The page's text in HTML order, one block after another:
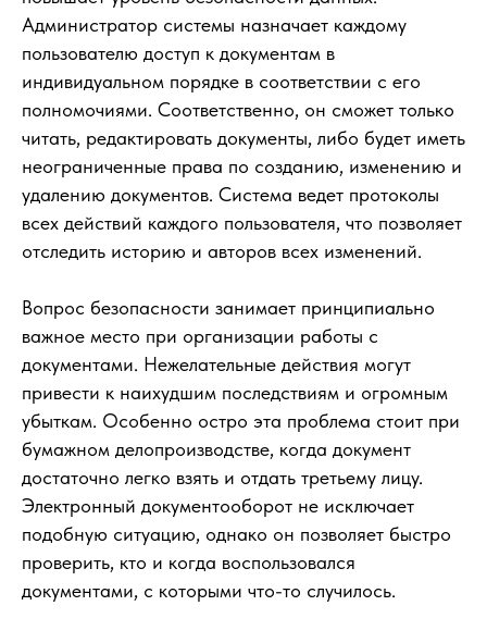
Администратор системы назначает каждому
пользователю доступ к документам в
индивидуальном порядке в соответствии с его
полномочиями. Соответственно, он сможет только
читать, редактировать документы, либо будет иметь
неограниченные права по созданию, изменению и
удалению документов. Система ведет протоколы
всех действий каждого пользователя, что позволяет
отследить историю и авторов всех изменений.
Вопрос безопасности занимает принципиально
важное место при организации работы с
документами. Нежелательные действия могут
привести к наихудшим последствиям и огромным
убыткам. Особенно остро эта проблема стоит при
бумажном делопроизводстве, когда документ
достаточно легко взять и отдать третьему лицу.
Электронный документооборот не исключает
подобную ситуацию, однако он позволяет быстро
проверить, кто и когда воспользовался
документами, с которыми что-то случилось.